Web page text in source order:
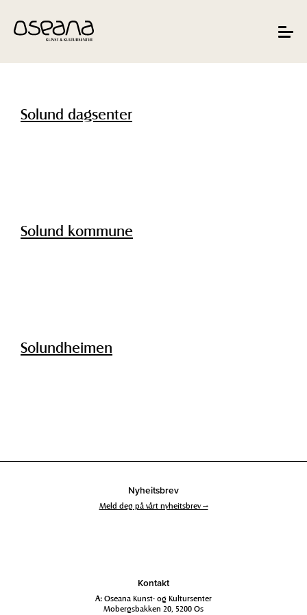
innhold
navigasjon
Toggle
Solund dagsenter
Solund kommune
Solundheimen
Nyheitsbrev
Meld deg på vårt nyheitsbrev →
Kontakt
A: Oseana Kunst- og Kultursenter
Mobergsbakken 20, 5200 Os